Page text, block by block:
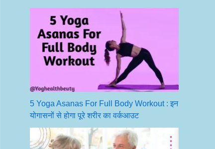
5 Yoga Asanas For Full Body Workout : इन
योगासनों से होगा पूरे शरीर का वर्कआउट